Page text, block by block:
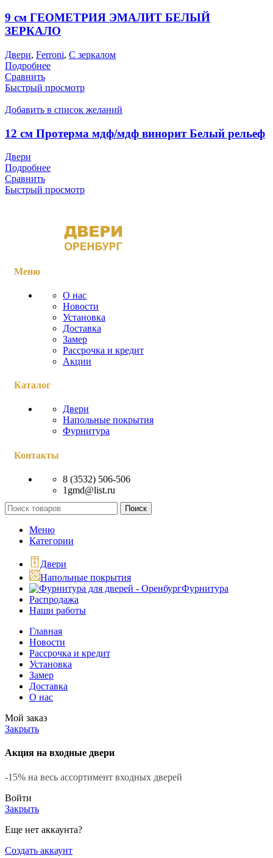
9 см ГЕОМЕТРИЯ ЭМАЛИТ БЕЛЫЙ
ЗЕРКАЛО
Двери, Ferroni, С зеркалом
Подробнее
Сравнить
Быстрый просмотр
Добавить в список желаний
12 см Протерма мдф/мдф винорит Белый рельеф
Двери
Подробнее
Сравнить
Быстрый просмотр
Меню
О нас
Новости
Установка
Доставка
Замер
Рассрочка и кредит
Акции
Каталог
Двери
Напольные покрытия
Фурнитура
Контакты
8 (3532) 506-506
1gmd@list.ru
Поиск
Меню
Категории
Двери
Напольные покрытия
Фурнитура
Распродажа
Наши работы
Главная
Новости
Рассрочка и кредит
Установка
Замер
Доставка
О нас
Мой заказ
Закрыть
Акция на входные двери
-15% на весь ассортимент входных дверей
Войти
Закрыть
Еще нет аккаунта?
Создать аккаунт